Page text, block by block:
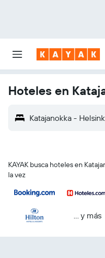
Hoteles en
Katajanokka -
KAYAK busca hoteles en
la vez
… y más